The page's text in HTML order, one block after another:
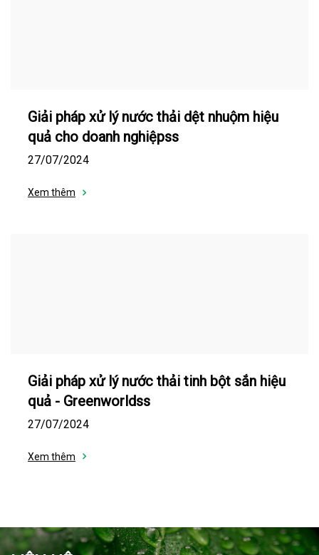
Giải pháp xử lý nước thải dệt nhuộm hiệu
quả cho doanh nghiệpss
27/07/2024
Xem thêm
Giải pháp xử lý nước thải tinh bột sắn hiệu
quả - Greenworldss
27/07/2024
Xem thêm